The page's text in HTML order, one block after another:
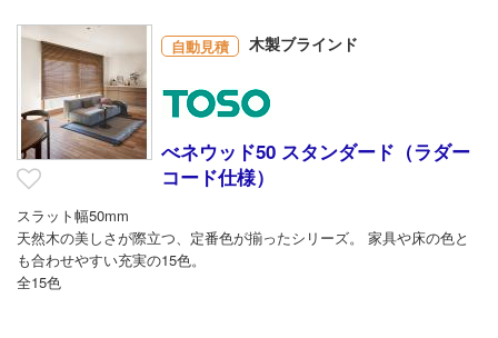
自動見積 木製ブラインド
べネウッド50 スタンダード（ラダー
コード仕様）
スラット幅50mm
天然木の美しさが際立つ、定番色が揃ったシリーズ。 家具や床の色と
も合わせやすい充実の15色。
全15色